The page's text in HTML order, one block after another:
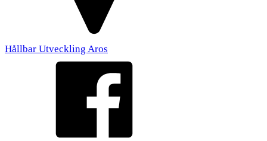
Hållbar Utveckling Aros